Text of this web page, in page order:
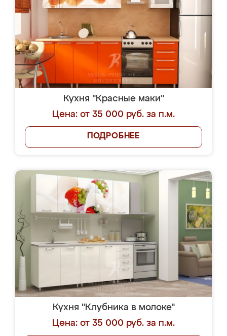
Кухня "Красные маки"
Цена: от 35 000 руб. за п.м.
ПОДРОБНЕЕ
Кухня "Клубника в молоке"
Цена: от 35 000 руб. за п.м.